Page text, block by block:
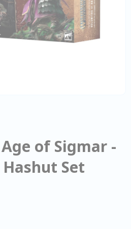
of Sigmar -
Set